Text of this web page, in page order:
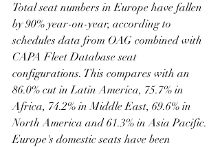
Total seat numbers in Europe have fallen
by 90% year-on-year, according to
schedules data from OAG combined with
CAPA Fleet Database seat
configurations. This compares with an
86.0% cut in Latin America, 75.7% in
Africa, 74.2% in Middle East, 69.6% in
North America and 61.3% in Asia Pacific.
Europe's domestic seats have been